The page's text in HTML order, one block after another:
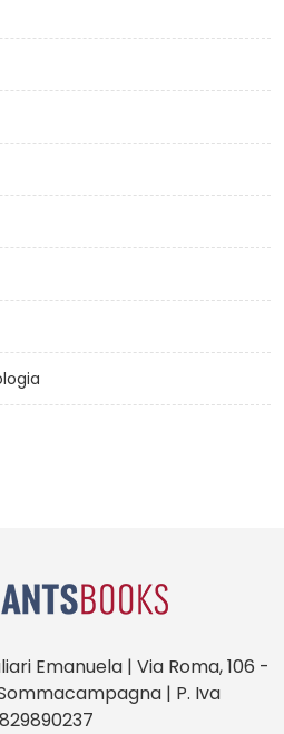
Emanuela | Via Roma, 106 -
| P. Iva